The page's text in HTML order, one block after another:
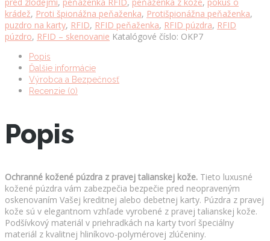
množstvo
krádež, Proti špionážna peňaženka, Protišpionážna peňaženka,
puzdro na karty, RFID, RFID peňaženka, RFID púzdra, RFID
púzdro, RFID – skenovanie Katalógové číslo: OKP7
Popis
Ďalšie informácie
Výrobca a Bezpečnosť
Recenzie (0)
Popis
Ochranné kožené púzdra z pravej talianskej kože. Tieto luxusné
kožené púzdra vám zabezpečia bezpečie pred neopraveným
oskenovaním Vašej kreditnej alebo debetnej karty. Púzdra z pravej
kože sú v elegantnom vzhľade vyrobené z pravej talianskej kože.
Podšívkový materiál v priehradkách na karty tvorí špeciálny
materiál z kvalitnej hliníkovo-polymérovej zlúčeniny.